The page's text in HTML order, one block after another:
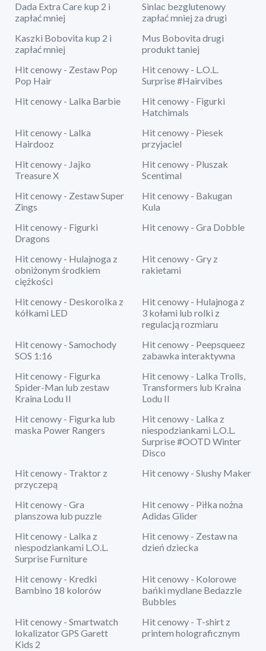
Dada Extra Care kup 2 i
zapłać mniej
Sinlac bezglutenowy
zapłać mniej za drugi
Kaszki Bobovita kup 2 i
zapłać mniej
Mus Bobovita drugi
produkt taniej
Hit cenowy - Zestaw Pop
Pop Hair
Hit cenowy - L.O.L.
Surprise #Hairvibes
Hit cenowy - Lalka Barbie
Hit cenowy - Figurki
Hatchimals
Hit cenowy - Lalka
Hairdooz
Hit cenowy - Piesek
przyjaciel
Hit cenowy - Jajko
Treasure X
Hit cenowy - Pluszak
Scentimal
Hit cenowy - Zestaw Super
Zings
Hit cenowy - Bakugan
Kula
Hit cenowy - Figurki
Dragons
Hit cenowy - Gra Dobble
Hit cenowy - Hulajnoga z
obniżonym środkiem
ciężkości
Hit cenowy - Gry z
rakietami
Hit cenowy - Deskorolka z
kółkami LED
Hit cenowy - Hulajnoga z
3 kołami lub rolki z
regulacją rozmiaru
Hit cenowy - Samochody
SOS 1:16
Hit cenowy - Peepsqueez
zabawka interaktywna
Hit cenowy - Figurka
Spider-Man lub zestaw
Kraina Lodu II
Hit cenowy - Lalka Trolls,
Transformers lub Kraina
Lodu II
Hit cenowy - Figurka lub
maska Power Rangers
Hit cenowy - Lalka z
niespodziankami L.O.L.
Surprise #OOTD Winter
Disco
Hit cenowy - Traktor z
przyczepą
Hit cenowy - Slushy Maker
Hit cenowy - Gra
planszowa lub puzzle
Hit cenowy - Piłka nożna
Adidas Glider
Hit cenowy - Lalka z
niespodziankami L.O.L.
Surprise Furniture
Hit cenowy - Zestaw na
dzień dziecka
Hit cenowy - Kredki
Bambino 18 kolorów
Hit cenowy - Kolorowe
bańki mydlane Bedazzle
Bubbles
Hit cenowy - Smartwatch
lokalizator GPS Garett
Kids 2
Hit cenowy - T-shirt z
printem holograficznym